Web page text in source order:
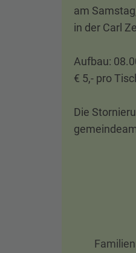
am
in der Carl
Aufbau:
€ 5,- pro
Die